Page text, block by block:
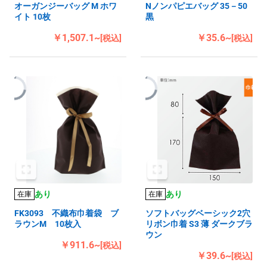
オーガンジーバッグ M ホワ
イト 10枚
￥1,507.1~[税込]
Nノンパピエバッグ 35－50
黒
￥35.6~[税込]
在庫 あり
FK3093 不織布巾着袋 ブ
ラウンM 10枚入
￥911.6~[税込]
在庫 あり
ソフトバッグベーシック2穴
リボン巾着 S3 薄 ダークブラ
ウン
￥39.6~[税込]